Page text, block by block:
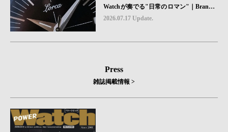
Watchが奏でる"日常のロマン"｜Brand P
icks #08
2026.07.17 Update.
Press
雑誌掲載情報 >